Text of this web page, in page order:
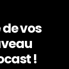
vos
!